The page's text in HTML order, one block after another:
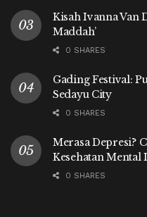
Kisah Ivanna Van
Maddah’
0 SHARES
Gading Festival:
Sedayu City
0 SHARES
Merasa Depresi?
Kesehatan Mental
0 SHARES